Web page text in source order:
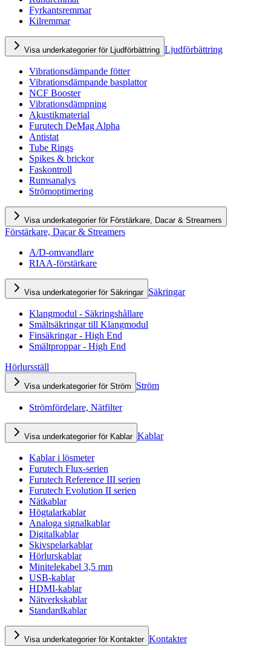
Fyrkantsremmar
Kilremmar
Visa underkategorier för Ljudförbättring Ljudförbättring
Vibrationsdämpande fötter
Vibrationsdämpande basplattor
NCF Booster
Vibrationsdämpning
Akustikmaterial
Furutech DeMag Alpha
Antistat
Tube Rings
Spikes & brickor
Faskontroll
Rumsanalys
Strömoptimering
Visa underkategorier för Förstärkare, Dacar & Streamers
Förstärkare, Dacar & Streamers
A/D-omvandlare
RIAA-förstärkare
Visa underkategorier för Säkringar Säkringar
Klangmodul - Säkringshållare
Smältsäkringar till Klangmodul
Finsäkringar - High End
Smältproppar - High End
Hörlursställ
Visa underkategorier för Ström Ström
Strömfördelare, Nätfilter
Visa underkategorier för Kablar Kablar
Kablar i lösmeter
Furutech Flux-serien
Furutech Reference III serien
Furutech Evolution II serien
Nätkablar
Högtalarkablar
Analoga signalkablar
Digitalkablar
Skivspelarkablar
Hörlurskablar
Minitelekabel 3,5 mm
USB-kablar
HDMI-kablar
Nätverkskablar
Standardkablar
Visa underkategorier för Kontakter Kontakter